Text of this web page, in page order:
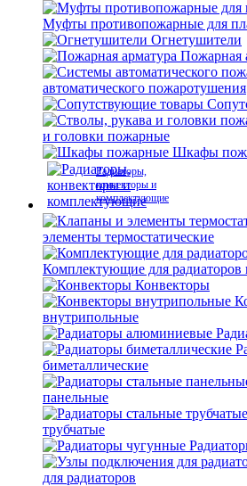
Муфты противопожарные для
Огнетушители
Пожарная
автоматического пожаротушения
и головки пожарные
Шкафы
Радиаторы,
конвекторы и
комплектующие
элементы термостатические
Комплектующие для радиаторов
Конвекторы
внутрипольные
биметаллические
панельные
трубчатые
для радиаторов